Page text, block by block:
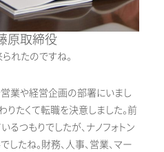
原取締役
れたのですね。
業や経営企画の部署にいまし
たくて転職を決意しました。前
つもりでしたが、ナノフォトン
たね。財務、人事、営業、マー